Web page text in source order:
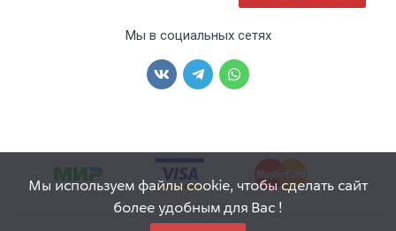
Мы в социальных сетях
Мы используем файлы cookie, чтобы сделать сайт
более удобным для Вас !